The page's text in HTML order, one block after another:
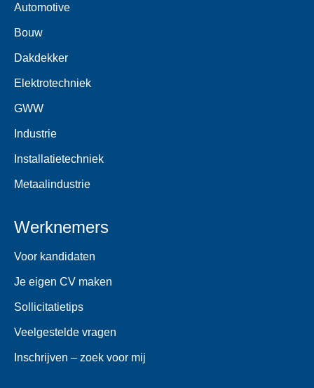
Automotive
Bouw
Dakdekker
Elektrotechniek
GWW
Industrie
Installatietechniek
Metaalindustrie
Werknemers
Voor kandidaten
Je eigen CV maken
Sollicitatietips
Veelgestelde vragen
Inschrijven – zoek voor mij